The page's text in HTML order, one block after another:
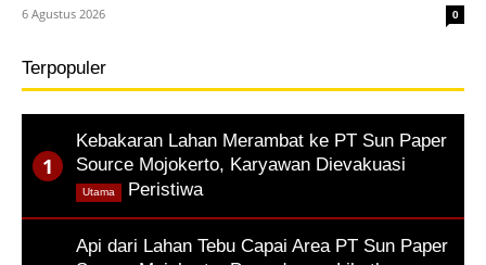
6 Agustus 2026 0
Terpopuler
Kebakaran Lahan Merambat ke PT Sun Paper
Source Mojokerto, Karyawan Dievakuasi
Peristiwa,
Utama
Api dari Lahan Tebu Capai Area PT Sun Paper